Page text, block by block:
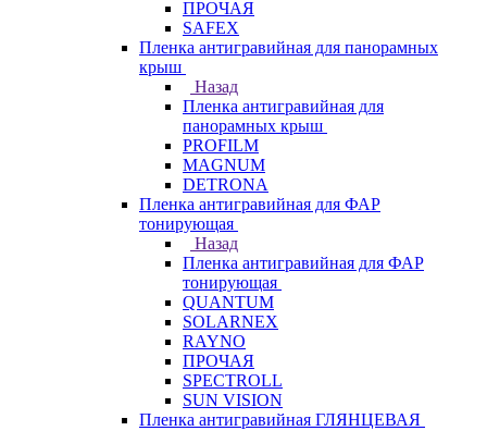
ПРОЧАЯ
SAFEX
Пленка антигравийная для панорамных
крыш
Назад
Пленка антигравийная для
панорамных крыш
PROFILM
MAGNUM
DETRONA
Пленка антигравийная для ФАР
тонирующая
Назад
Пленка антигравийная для ФАР
тонирующая
QUANTUM
SOLARNEX
RAYNO
ПРОЧАЯ
SPECTROLL
SUN VISION
Пленка антигравийная ГЛЯНЦЕВАЯ